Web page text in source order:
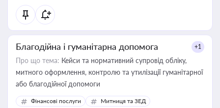
Благодійна і гуманітарна допомога +1
Про що тема: Кейси та нормативний супровід обліку,
митного оформлення, контролю та утилізації гуманітарної
або благодійної допомоги
Фінансові послуги Митниця та ЗЕД